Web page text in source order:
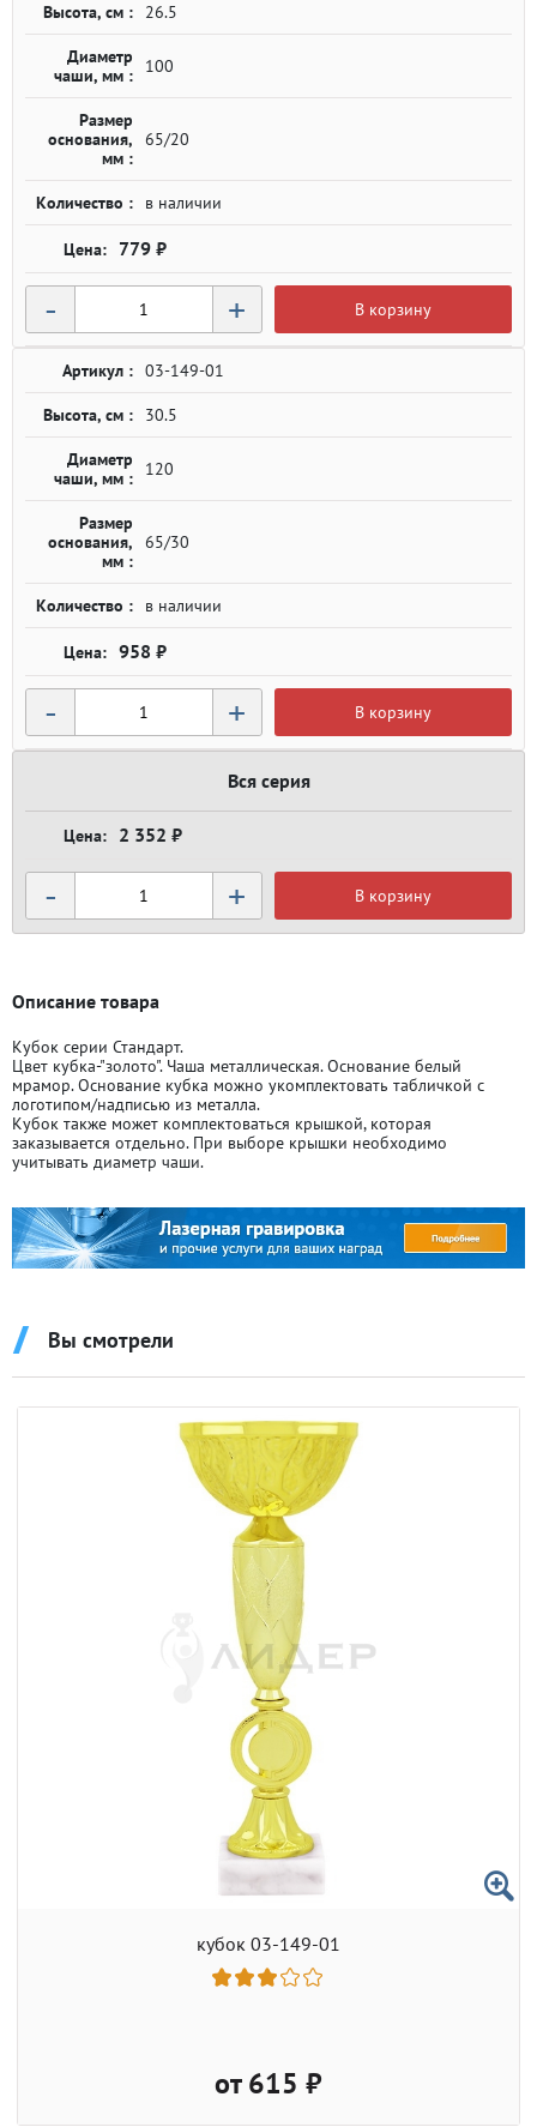
Высота, см : 26.5
Диаметр
чаши, мм :
100
Размер
основания,
мм :
65/20
Количество : в наличии
779 ₽
- + В корзину
Артикул : 03-149-01
Высота, см : 30.5
Диаметр
чаши, мм :
120
Размер
основания,
мм :
65/30
Количество : в наличии
958 ₽
- + В корзину
Вся серия
2 352 ₽
- + В корзину
Описание товара
Кубок серии Стандарт.
Цвет кубка-"золото". Чаша металлическая. Основание белый
мрамор. Основание кубка можно укомплектовать табличкой с
логотипом/надписью из металла.
Кубок также может комплектоваться крышкой, которая
заказывается отдельно. При выборе крышки необходимо
учитывать диаметр чаши.
Вы смотрели
кубок 03-149-01
от 615 ₽